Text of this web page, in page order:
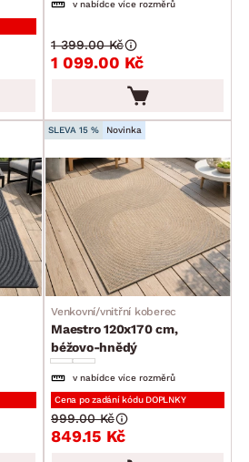
v nabídce více rozměrů
1 099.00 Kč
1 399.00 Kč
SLEVA 15 % Novinka
Venkovní/vnitřní koberec
Maestro 120x170 cm,
béžovo-hnědý
v nabídce více rozměrů
Cena po zadání kódu DOPLNKY
849.15 Kč
999.00 Kč